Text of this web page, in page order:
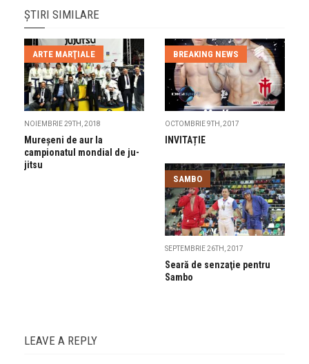
ȘTIRI SIMILARE
ARTE MARŢIALE
NOIEMBRIE 29TH, 2018
Mureșeni de aur la
campionatul mondial de ju-
jitsu
BREAKING NEWS
OCTOMBRIE 9TH, 2017
INVITAȚIE
SAMBO
SEPTEMBRIE 26TH, 2017
Seară de senzaţie pentru
Sambo
LEAVE A REPLY